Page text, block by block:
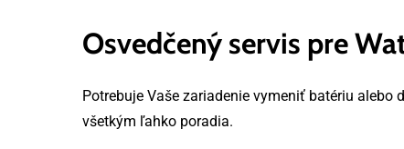
Osvedčený servis pre
Potrebuje Vaše zariadenie vymeniť batériu
všetkým ľahko poradia.